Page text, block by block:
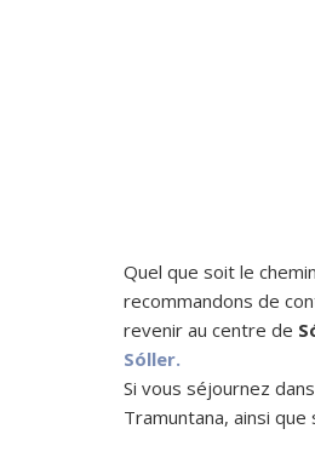
Quel que soit le
recommandons de
revenir au centre de
Sóller.
Si vous séjournez
Tramuntana, ainsi